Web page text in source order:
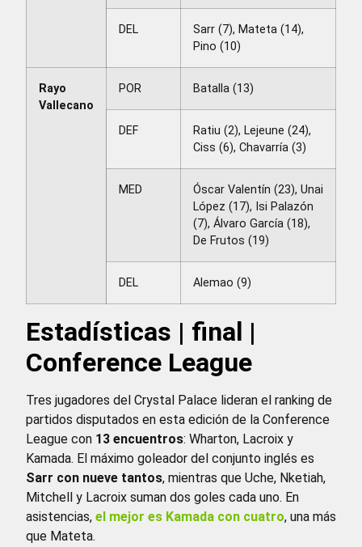
DEL
Sarr (7), Mateta (14),
Pino (10)
Rayo
Vallecano
POR Batalla (13)
DEF
Ratiu (2), Lejeune (24),
Ciss (6), Chavarría (3)
MED
Óscar Valentín (23), Unai
López (17), Isi Palazón
(7), Álvaro García (18),
De Frutos (19)
DEL Alemao (9)
Estadísticas | final |
Conference League
Tres jugadores del Crystal Palace lideran el ranking de
partidos disputados en esta edición de la Conference
League con 13 encuentros: Wharton, Lacroix y
Kamada. El máximo goleador del conjunto inglés es
Sarr con nueve tantos, mientras que Uche, Nketiah,
Mitchell y Lacroix suman dos goles cada uno. En
asistencias, el mejor es Kamada con cuatro, una más
que Mateta.